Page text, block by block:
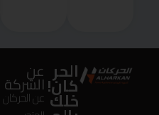
الحر
كان!
خلك
عن
الشركة
عن الحركان